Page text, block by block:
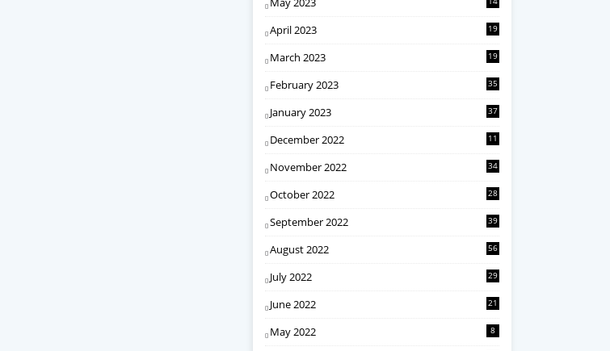
April 2023 19
March 2023 19
February 2023 35
January 2023 37
December 2022 11
November 2022 34
October 2022 28
September 2022 39
August 2022 56
July 2022 29
June 2022 21
May 2022 8